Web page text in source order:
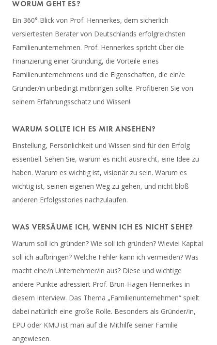
WORUM GEHT ES?
Ein 360° Blick von Prof. Hennerkes, dem sicherlich
versiertesten Berater von Deutschlands erfolgreichsten
Familienunternehmen. Prof. Hennerkes spricht über die
Finanzierung einer Gründung, die Vorteile eines
Familienunternehmens und die Eigenschaften, die ein/e
Gründer/in unbedingt mitbringen sollte. Profitieren Sie von
seinem Erfahrungsschatz und Wissen!
WARUM SOLLTE ICH ES MIR ANSEHEN?
Einstellung, Persönlichkeit und Wissen sind für den Erfolg
essentiell. Sehen Sie, warum es nicht ausreicht, eine Idee zu
haben. Warum es wichtig ist, visionär zu sein. Warum es
wichtig ist, seinen eigenen Weg zu gehen, und nicht bloß
anderen Erfolgsstories nachzulaufen.
WAS VERSÄUME ICH, WENN ICH ES NICHT SEHE?
Warum soll ich gründen? Wie soll ich gründen? Wieviel Kapital
soll ich aufbringen? Welche Fehler kann ich vermeiden? Was
macht eine/n Unternehmer/in aus? Diese und wichtige
andere Punkte adressiert Prof. Brun-Hagen Hennerkes in
diesem Interview. Das Thema „Familienunternehmen“ spielt
dabei natürlich eine große Rolle. Besonders als Gründer/in,
EPU oder KMU ist man auf die Mithilfe seiner Familie
angewiesen.